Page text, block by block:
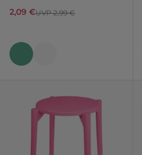
2,09 €UVP 2,99 €